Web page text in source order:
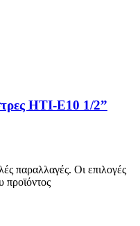
HTI-E10 1/2”
παραλλαγές. Οι επιλογές
προϊόντος